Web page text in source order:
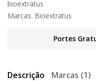
bioextratus
Marcas: Bioextratus
Portes
Descrição Marcas (1)